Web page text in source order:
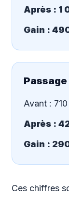
Après : 1
Gain :
Avant :
Après :
Gain :
Ces chiffres